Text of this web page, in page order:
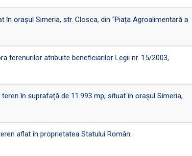
în orașul Simeria, str. Closca, din “Piața Agroalimentară a
terenurilor atribuite beneficiarilor Legii nr. 15/2003,
în suprafață de 11.993 mp, situat în orașul Simeria,
aflat în proprietatea Statului Român.